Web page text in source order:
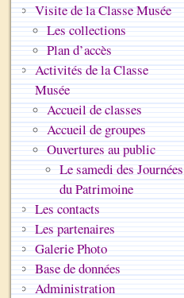
Visite de la Classe Musée
Les collections
Plan d’accès
Activités de la Classe
Musée
Accueil de classes
Accueil de groupes
Ouvertures au public
Le samedi des Journées
du Patrimoine
Les contacts
Les partenaires
Galerie Photo
Base de données
Administration